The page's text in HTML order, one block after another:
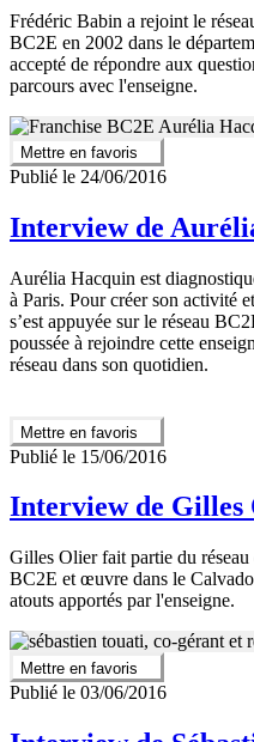
Frédéric Babin a rejoint le
BC2E en 2002 dans le
accepté de répondre aux
parcours avec l'enseigne.
Mettre en favoris
Publié le 24/06/2016
Interview de
Aurélia Hacquin est
à Paris. Pour créer son activité
s’est appuyée sur le réseau
poussée à rejoindre cette
réseau dans son quotidien.
Mettre en favoris
Publié le 15/06/2016
Interview de Gilles
Gilles Olier fait partie du
BC2E et œuvre dans le
atouts apportés par l'enseigne.
Mettre en favoris
Publié le 03/06/2016